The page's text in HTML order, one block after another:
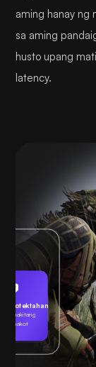
aming hanay ng
sa aming
husto upang
latency.
nakitang
pananakot